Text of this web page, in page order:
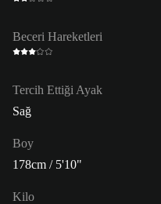
Beceri Hareketleri
Tercih Ettiği Ayak
Sağ
Boy
178cm / 5'10"
Kilo